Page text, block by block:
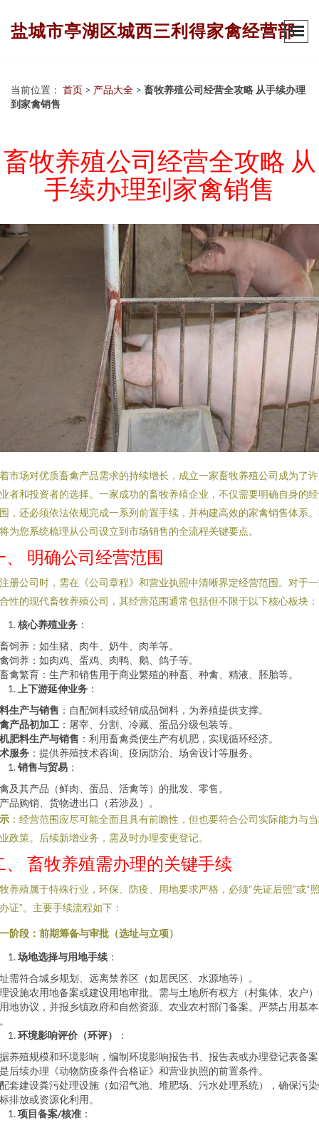
盐城市亭湖区城西三利得家禽经营部
当前位置： 首页 > 产品大全 > 畜牧养殖公司经营全攻略 从手续办理
到家禽销售
畜牧养殖公司经营全攻略 从
手续办理到家禽销售
市场对优质畜禽产品需求的持续增长，成立一家畜牧养殖公司成为了
者和投资者的选择。一家成功的畜牧养殖企业，不仅需要明确自身的
，还必须依法依规完成一系列前置手续，并构建高效的家禽销售体系
为您系统梳理从公司设立到市场销售的全流程关键要点。
、 明确公司经营范围
册公司时，需在《公司章程》和营业执照中清晰界定经营范围。对于
性的现代畜牧养殖公司，其经营范围通常包括但不限于以下核心板块：
核心养殖业务 ：
饲养：如生猪、肉牛、奶牛、肉羊等。
饲养：如肉鸡、蛋鸡、肉鸭、鹅、鸽子等。
禽繁育：生产和销售用于商业繁殖的种畜、种禽、精液、胚胎等。
上下游延伸业务 ：
生产与销售 ：自配饲料或经销成品饲料，为养殖提供支撑。
产品初加工 ：屠宰、分割、冷藏、蛋品分级包装等。
肥料生产与销售 ：利用畜禽粪便生产有机肥，实现循环经济。
服务 ：提供养殖技术咨询、疫病防治、场舍设计等服务。
销售与贸易 ：
及其产品（鲜肉、蛋品、活禽等）的批发、零售。
品购销、货物进出口（若涉及）。
：经营范围应尽可能全面且具有前瞻性，但也要符合公司实际能力与
政策。后续新增业务，需及时办理变更登记。
、 畜牧养殖需办理的关键手续
养殖属于特殊行业，环保、防疫、用地要求严格，必须“先证后照”或“
证”。主要手续流程如下：
阶段：前期筹备与审批（选址与立项）
场地选择与用地手续 ：
需符合城乡规划、远离禁养区（如居民区、水源地等）。
设施农用地备案或建设用地审批。需与土地所有权方（村集体、农户
地协议，并报乡镇政府和自然资源、农业农村部门备案。严禁占用基
环境影响评价（环评）
：
养殖规模和环境影响，编制环境影响报告书、报告表或办理登记表备
后续办理《动物防疫条件合格证》和营业执照的前置条件。
套建设粪污处理设施（如沼气池、堆肥场、污水处理系统），确保污
排放或资源化利用。
项目备案/核准 ：